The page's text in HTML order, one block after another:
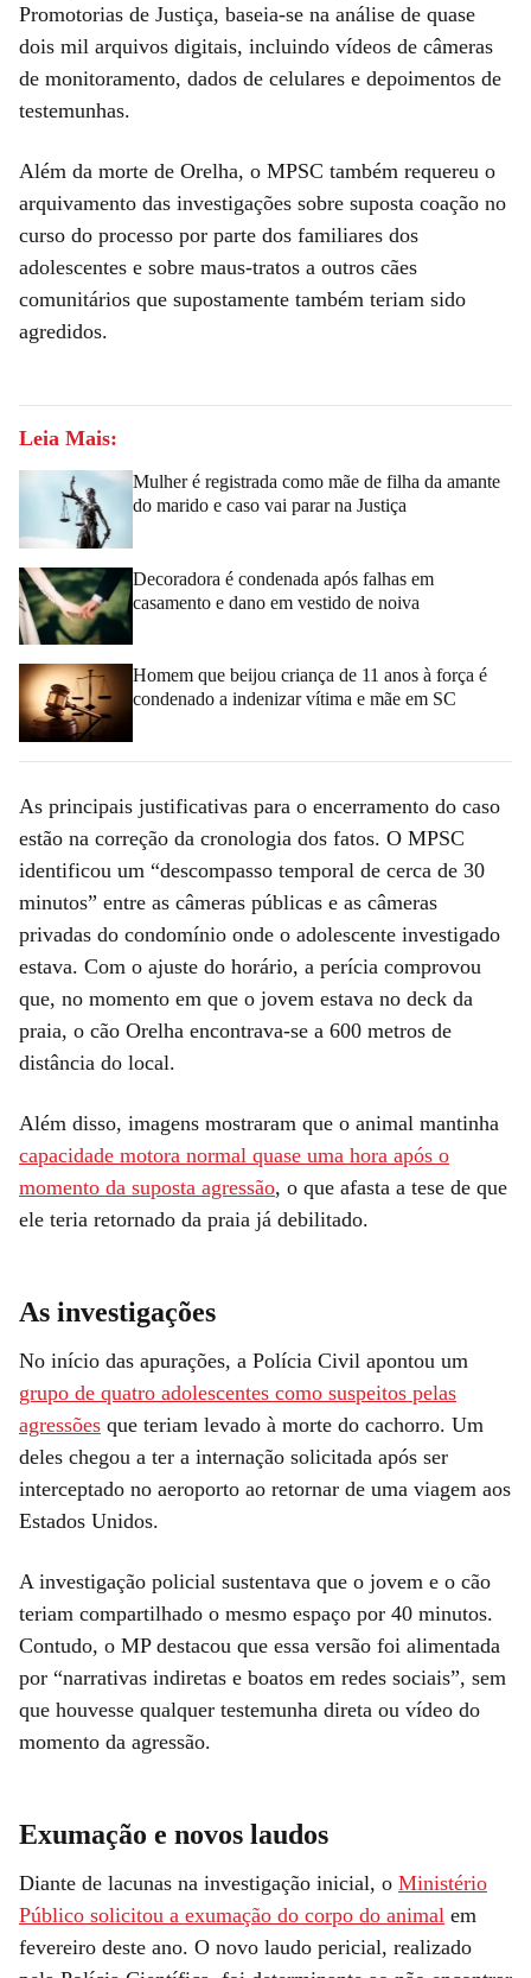
Promotorias de Justiça, baseia-se na análise de quase
dois mil arquivos digitais, incluindo vídeos de câmeras
de monitoramento, dados de celulares e depoimentos de
testemunhas.
Além da morte de Orelha, o MPSC também requereu o
arquivamento das investigações sobre suposta coação no
curso do processo por parte dos familiares dos
adolescentes e sobre maus-tratos a outros cães
comunitários que supostamente também teriam sido
agredidos.
Leia Mais:
Mulher é registrada como mãe de filha da amante
do marido e caso vai parar na Justiça
Decoradora é condenada após falhas em
casamento e dano em vestido de noiva
Homem que beijou criança de 11 anos à força é
condenado a indenizar vítima e mãe em SC
As principais justificativas para o encerramento do caso
estão na correção da cronologia dos fatos. O MPSC
identificou um “descompasso temporal de cerca de 30
minutos” entre as câmeras públicas e as câmeras
privadas do condomínio onde o adolescente investigado
estava. Com o ajuste do horário, a perícia comprovou
que, no momento em que o jovem estava no deck da
praia, o cão Orelha encontrava-se a 600 metros de
distância do local.
Além disso, imagens mostraram que o animal mantinha
capacidade motora normal quase uma hora após o
momento da suposta agressão, o que afasta a tese de que
ele teria retornado da praia já debilitado.
As investigações
No início das apurações, a Polícia Civil apontou um
grupo de quatro adolescentes como suspeitos pelas
agressões que teriam levado à morte do cachorro. Um
deles chegou a ter a internação solicitada após ser
interceptado no aeroporto ao retornar de uma viagem aos
Estados Unidos.
A investigação policial sustentava que o jovem e o cão
teriam compartilhado o mesmo espaço por 40 minutos.
Contudo, o MP destacou que essa versão foi alimentada
por “narrativas indiretas e boatos em redes sociais”, sem
que houvesse qualquer testemunha direta ou vídeo do
momento da agressão.
Exumação e novos laudos
Diante de lacunas na investigação inicial, o Ministério
Público solicitou a exumação do corpo do animal em
fevereiro deste ano. O novo laudo pericial, realizado